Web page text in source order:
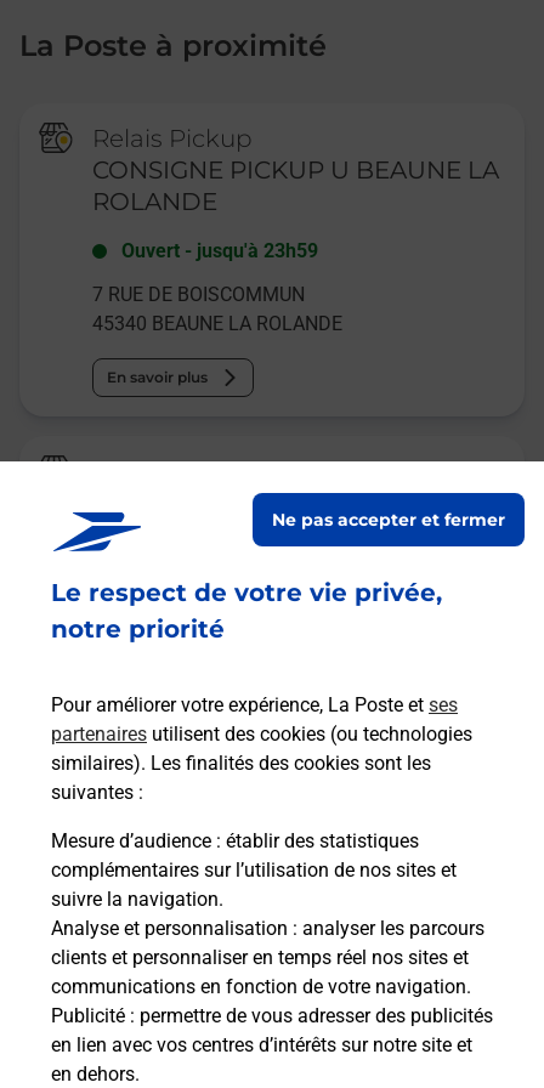
Le respect de votre vie privée,
notre priorité
Pour améliorer votre expérience, La Poste et ses
partenaires utilisent des cookies (ou technologies
similaires). Les finalités des cookies sont les
suivantes :
Mesure d’audience : établir des statistiques
complémentaires sur l’utilisation de nos sites et
suivre la navigation.
Analyse et personnalisation : analyser les parcours
clients et personnaliser en temps réel nos sites et
communications en fonction de votre navigation.
Publicité : permettre de vous adresser des publicités
en lien avec vos centres d’intérêts sur notre site et
en dehors.
Ne pas accepter et fermer
La Poste à proximité
Relais Pickup
CONSIGNE PICKUP U BEAUNE LA
ROLANDE
Ouvert - jusqu'à 23h59
7 RUE DE BOISCOMMUN
45340 BEAUNE LA ROLANDE
En savoir plus
La Poste Agence Communale
BEAUNE LA ROLANDE MAIRIE
ouvre mardi à 08h30
PLACE HOTEL DE VILLE
45340 BEAUNE LA ROLANDE
Malin !
La Poste
en ligne
Ouvert 24h/24
En savoir plus